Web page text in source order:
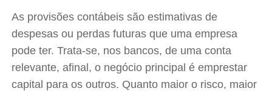
As provisões contábeis são estimativas de
despesas ou perdas futuras que uma empresa
pode ter. Trata-se, nos bancos, de uma conta
relevante, afinal, o negócio principal é emprestar
capital para os outros. Quanto maior o risco, maior